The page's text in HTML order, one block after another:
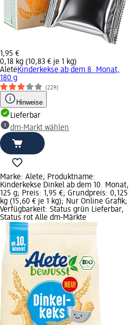
1,95 €
0,18 kg (10,83 € je 1 kg)
AleteKinderkekse ab dem 8. Monat,
180 g
(229)
Hinweise
Lieferbar
dm-Markt wählen
Marke: Alete; Produktname:
Kinderkekse Dinkel ab dem 10. Monat,
125 g; Preis: 1,95 €; Grundpreis: 0,125
kg (15,60 € je 1 kg); Nur Online Grafik;
Verfügbarkeit: Status grün Lieferbar,
Status rot Alle dm-Märkte